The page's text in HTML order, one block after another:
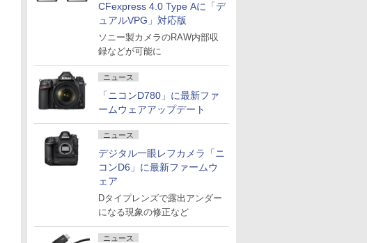
CFexpress 4.0 Type Aに「デ
ュアルVPG」対応版
ソニー製カメラのRAW内部収
録などが可能に
ニュース
「ニコンD780」に最新ファ
ームウェアアップデート
ニュース
デジタル一眼レフカメラ「ニ
コンD6」に最新ファームウ
ェア
Dタイプレンズで露出アンダー
になる現象の修正など
ニュース